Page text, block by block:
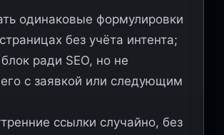
одинаковые формулировки
без учёта интента;
ради SEO, но не
с заявкой или следующим
ссылки случайно, без